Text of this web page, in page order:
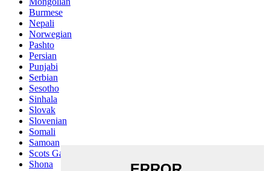
Burmese
Nepali
Norwegian
Pashto
Persian
Punjabi
Serbian
Sesotho
Sinhala
Slovak
Slovenian
Somali
Samoan
Scots Gaelic
Shona